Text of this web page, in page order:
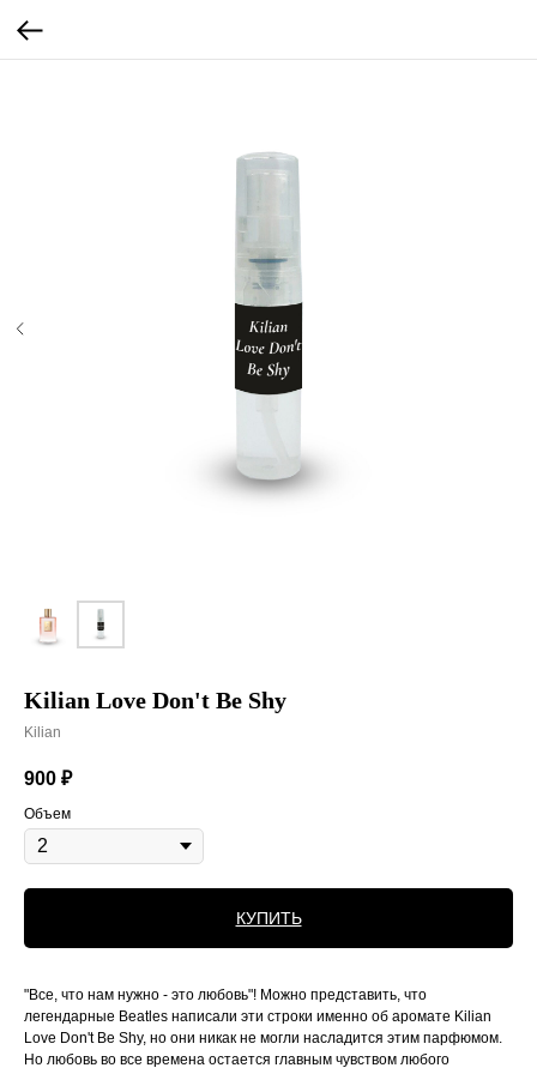
Kilian Love Don't Be Shy
Kilian
900 ₽
Объем
КУПИТЬ
"Все, что нам нужно - это любовь"! Можно представить, что
легендарные Beatles написали эти строки именно об аромате Kilian
Love Don't Be Shy, но они никак не могли насладится этим парфюмом.
Но любовь во все времена остается главным чувством любого